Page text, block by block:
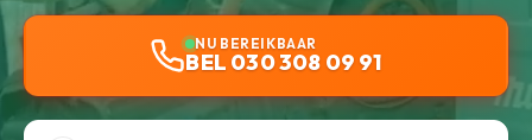
NU BEREIKBAAR
BEL 030 308 09 91